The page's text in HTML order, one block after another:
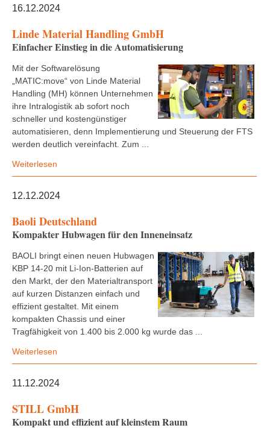
16.12.2024
Linde Material Handling GmbH
Einfacher Einstieg in die Automatisierung
Mit der Softwarelösung
„MATIC:move“ von Linde Material
Handling (MH) können Unternehmen
ihre Intralogistik ab sofort noch
schneller und kostengünstiger
automatisieren, denn Implementierung und Steuerung der FTS
werden deutlich vereinfacht. Zum ...
Weiterlesen
12.12.2024
Baoli Deutschland
Kompakter Hubwagen für den Inneneinsatz
BAOLI bringt einen neuen Hubwagen
KBP 14-20 mit Li-Ion-Batterien auf
den Markt, der den Materialtransport
auf kurzen Distanzen einfach und
effizient gestaltet. Mit einem
kompakten Chassis und einer
Tragfähigkeit von 1.400 bis 2.000 kg wurde das ...
Weiterlesen
11.12.2024
STILL GmbH
Kompakt und effizient auf kleinstem Raum